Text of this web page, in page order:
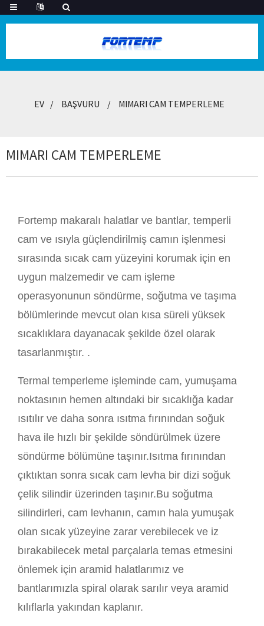
EV BAŞVURU MIMARI CAM TEMPERLEME
MIMARI CAM TEMPERLEME
Fortemp makaralı halatlar ve bantlar, temperli
cam ve ısıyla güçlendirilmiş camın işlenmesi
sırasında sıcak cam yüzeyini korumak için en
uygun malzemedir ve cam işleme
operasyonunun söndürme, soğutma ve taşıma
bölümlerinde mevcut olan kısa süreli yüksek
sıcaklıklara dayanacak şekilde özel olarak
tasarlanmıştır. .
Termal temperleme işleminde cam, yumuşama
noktasının hemen altındaki bir sıcaklığa kadar
ısıtılır ve daha sonra ısıtma fırınından soğuk
hava ile hızlı bir şekilde söndürülmek üzere
söndürme bölümüne taşınır.Isıtma fırınından
çıktıktan sonra sıcak cam levha bir dizi soğuk
çelik silindir üzerinden taşınır.Bu soğutma
silindirleri, cam levhanın, camın hala yumuşak
olan sıcak yüzeyine zarar verebilecek ve iz
bırakabilecek metal parçalarla temas etmesini
önlemek için aramid halatlarımız ve
bantlarımızla spiral olarak sarılır veya aramid
kılıflarla yakından kaplanır.